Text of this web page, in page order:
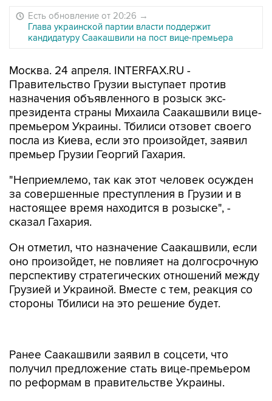
Есть обновление от 20:26 →
Глава украинской партии власти поддержит
кандидатуру Саакашвили на пост вице-премьера
Москва. 24 апреля. INTERFAX.RU -
Правительство Грузии выступает против
назначения объявленного в розыск экс-
президента страны Михаила Саакашвили вице-
премьером Украины. Тбилиси отзовет своего
посла из Киева, если это произойдет, заявил
премьер Грузии Георгий Гахария.
"Неприемлемо, так как этот человек осужден
за совершенные преступления в Грузии и в
настоящее время находится в розыске", -
сказал Гахария.
Он отметил, что назначение Саакашвили, если
оно произойдет, не повлияет на долгосрочную
перспективу стратегических отношений между
Грузией и Украиной. Вместе с тем, реакция со
стороны Тбилиси на это решение будет.
по реформам в правительстве Украины.
Между тем, заместитель председателя